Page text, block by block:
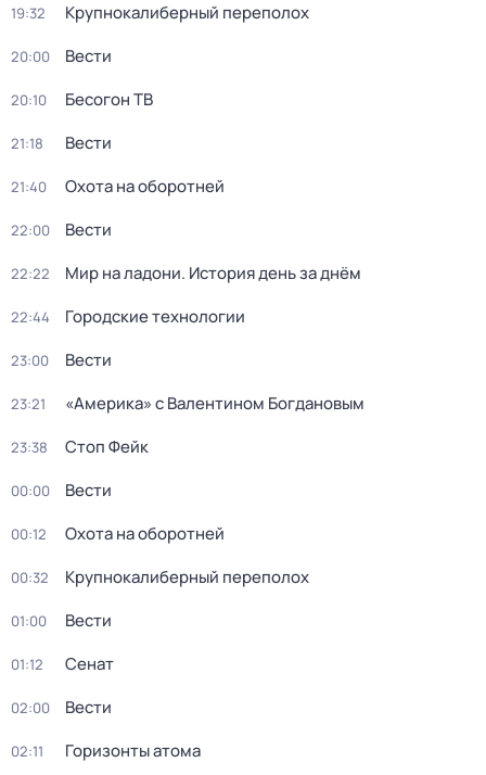
19:32 Крупнокалиберный переполох
20:00 Вести
20:10 Бесогон ТВ
21:18 Вести
21:40 Охота на оборотней
22:00 Вести
22:22 Мир на ладони. История день за днём
22:44 Городские технологии
23:00 Вести
23:21 «Америка» с Валентином Богдановым
23:38 Стоп Фейк
00:00 Вести
00:12 Охота на оборотней
00:32 Крупнокалиберный переполох
01:00 Вести
01:12 Сенат
02:00 Вести
02:11 Горизонты атома